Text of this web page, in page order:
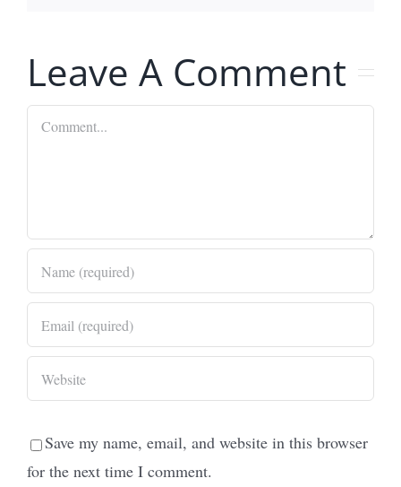
Leave A Comment
Comment
Save my name, email, and website in this browser
for the next time I comment.